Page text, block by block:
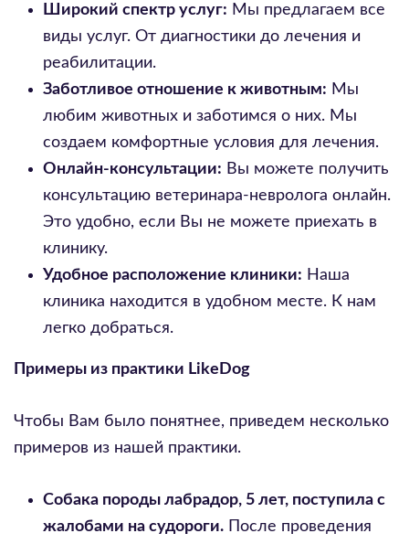
Широкий спектр услуг: Мы предлагаем все
виды услуг. От диагностики до лечения и
реабилитации.
Заботливое отношение к животным: Мы
любим животных и заботимся о них. Мы
создаем комфортные условия для лечения.
Онлайн-консультации: Вы можете получить
консультацию ветеринара-невролога онлайн.
Это удобно, если Вы не можете приехать в
клинику.
Удобное расположение клиники: Наша
клиника находится в удобном месте. К нам
легко добраться.
Примеры из практики LikeDog
Чтобы Вам было понятнее, приведем несколько
примеров из нашей практики.
Собака породы лабрадор, 5 лет, поступила с
жалобами на судороги. После проведения